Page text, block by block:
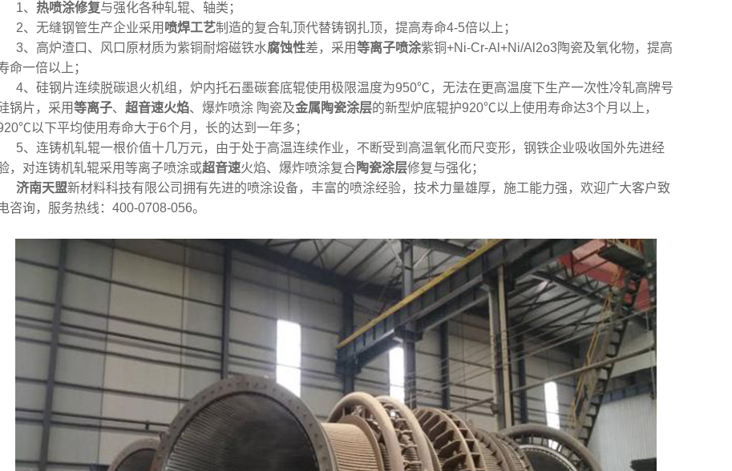
1、 热喷涂修复与强化各种轧辊、轴类；
2、无缝钢管生产企业采用 喷焊工艺制造的复合轧顶代替铸钢扎顶，提高寿命4-5倍以上；
3、高炉渣口、风口原材质为紫铜耐熔磁铁水腐蚀性差，采用等离子喷涂紫铜+Ni-Cr-Al+Ni/Al2o3陶瓷及氧化物，提高
命一倍以上；
4、硅钢片连续脱碳退火机组，炉内托石墨碳套底辊使用极限温度为950℃，无法在更高温度下生产一次性冷轧高牌号
锅片，采用等离子、 超音速火焰、爆炸喷涂 陶瓷及金属陶瓷涂层的新型炉底辊护920℃以上使用寿命达3个月以上，
以下平均使用寿命大于6个月，长的达到一年多；
5、连铸机轧辊一根价值十几万元，由于处于高温连续作业，不断受到高温氧化而尺变形，钢铁企业吸收国外先进经
，对连铸机轧辊采用等离子喷涂或超音速火焰、爆炸喷涂复合陶瓷涂层修复与强化；
济南天盟新材料科技有限公司拥有先进的喷涂设备，丰富的喷涂经验，技术力量雄厚，施工能力强，欢迎广大客户致
咨询，服务热线：400-0708-056。